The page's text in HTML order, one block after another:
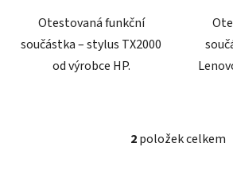
Otestovaná funkční
součástka – stylus TX2000
od výrobce HP.
O
2položek celkem